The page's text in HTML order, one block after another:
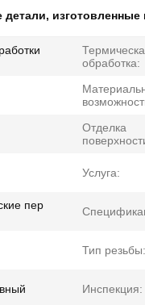
, изготовленные
обработка:
Отделка
Услуга:
пер
Тип резьбы:
Инспекция: